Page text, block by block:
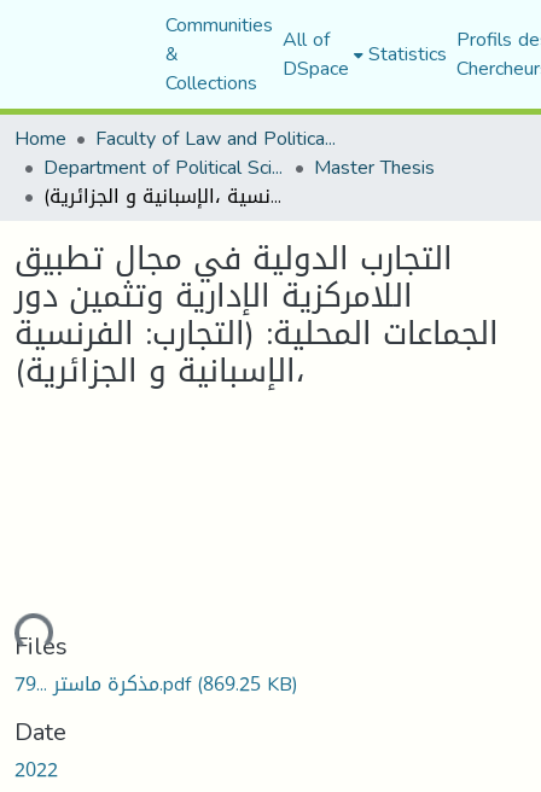
Communities
&
Collections
All of
DSpace Statistics Profils
Home
Faculty of Law and Political Science
Department of Political Sciences Master Thesis
التجارب الدولية في مجال تطبيق اللامركزية الإدارية وتثمين دور الجماعات المحلية: (التجارب: الفرنسية ،الإسبانية و الجزائرية)
التجارب الدولية في مجال تطبيق
اللامركزية الإدارية وتثمين دور
الجماعات المحلية: (التجارب: الفرنسية
،الإسبانية و الجزائرية)
Files
مذكرة ماستر ...79.pdf(869.25 KB)
Date
2022